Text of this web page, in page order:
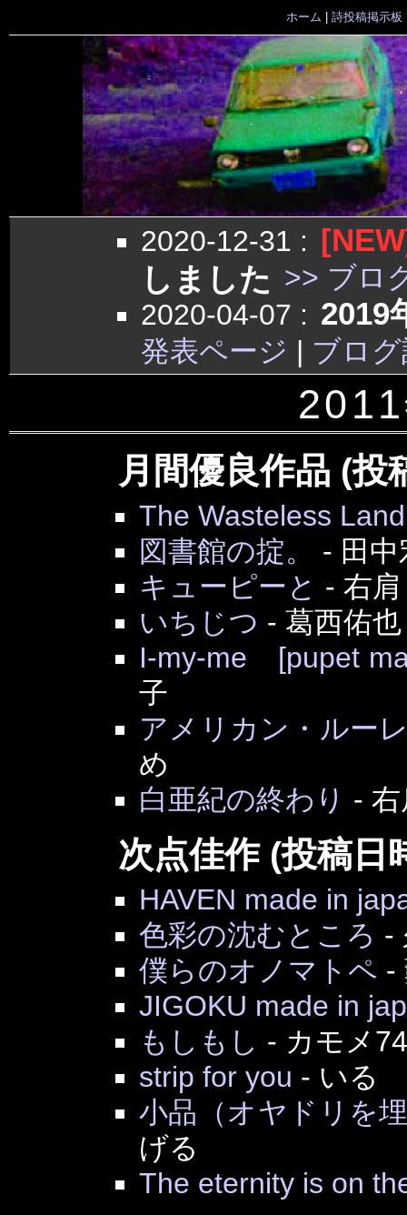
ホーム 詩投稿掲示板
2020-12-31 :
しました >> ブロ
2020-04-07 : 2019
発表ページ | ブロ
月間優良作品 (投
The Wasteless
図書館の掟。
- 田
キューピーと - 右肩
いちじつ - 葛西佑也
I-my-me [pupet
子
アメリカン・ルー
め
白亜紀の終わり - 右
次点佳作 (投稿日
HAVEN made in
色彩の沈むところ -
僕らのオノマトペ -
JIGOKU made in
もしもし - カモメ
strip for you - いる
小品（オヤドリを
げる
The eternity is on